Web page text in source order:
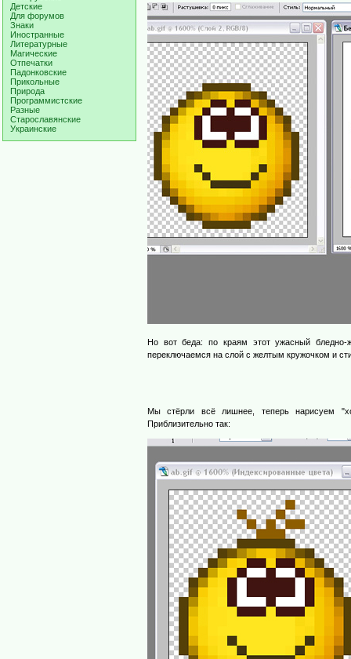
Детские
Для форумов
Знаки
Иностранные
Литературные
Магические
Отпечатки
Падонковские
Прикольные
Природа
Программистские
Разные
Старославянские
Украинские
Но вот беда: по краям этот ужасный
переключаемся на слой с желтым кружочком и
Мы стёрли всё лишнее, теперь нарисуем
Приблизительно так: